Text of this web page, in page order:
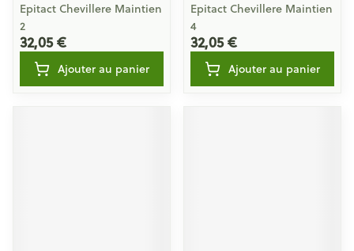
Epitact Chevillere Maintien
2
32,05 €
Ajouter au panier
Epitact Chevillere Maintien
4
32,05 €
Ajouter au panier